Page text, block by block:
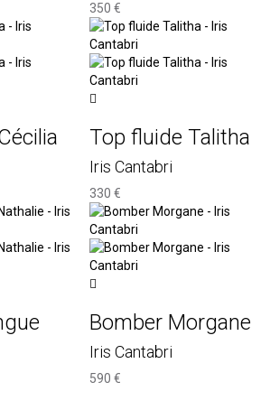
350 €
Top fluide Talitha
Iris Cantabri
330 €
Bomber Morgane
Iris Cantabri
590 €